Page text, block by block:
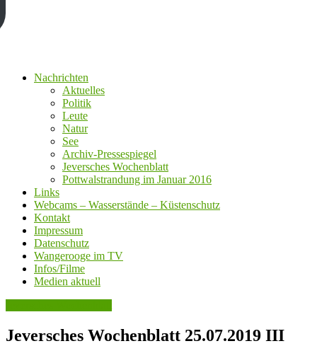
Nachrichten
Aktuelles
Politik
Leute
Natur
See
Archiv-Pressespiegel
Jeversches Wochenblatt
Pottwalstrandung im Januar 2016
Links
Webcams – Wasserstände – Küstenschutz
Kontakt
Impressum
Datenschutz
Wangerooge im TV
Infos/Filme
Medien aktuell
Jeversches Wochenblatt 25.07.2019 III